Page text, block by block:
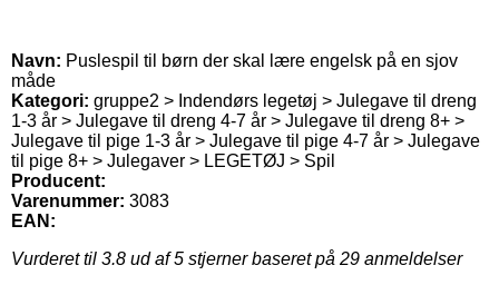
Navn: Puslespil til børn der skal lære engelsk på en sjov
måde
Kategori: gruppe2 > Indendørs legetøj > Julegave til dreng
1-3 år > Julegave til dreng 4-7 år > Julegave til dreng 8+ >
Julegave til pige 1-3 år > Julegave til pige 4-7 år > Julegave
til pige 8+ > Julegaver > LEGETØJ > Spil
Producent:
Varenummer: 3083
EAN:
Vurderet til 3.8 ud af 5 stjerner baseret på 29 anmeldelser